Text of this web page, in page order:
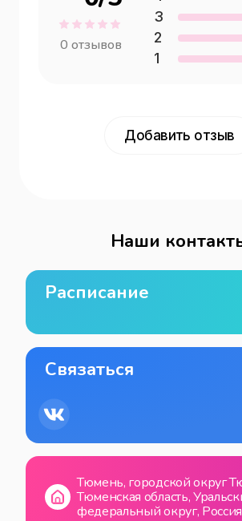
0 отзывов
3
2
1
Добавить отзыв
Наши
Расписание
Связаться
Тюмень, городской округ
Тюменская область,
федеральный округ, Россия